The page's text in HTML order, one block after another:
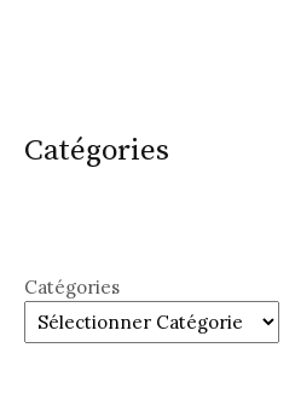
Catégories
Catégories